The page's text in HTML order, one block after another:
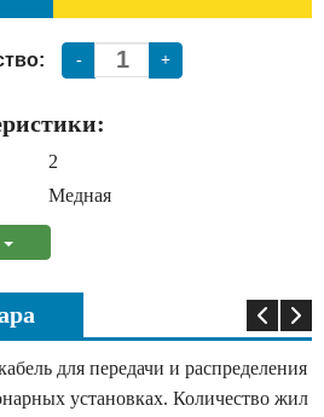
- +
2
Медная
для передачи и распределения
установках. Количество жил